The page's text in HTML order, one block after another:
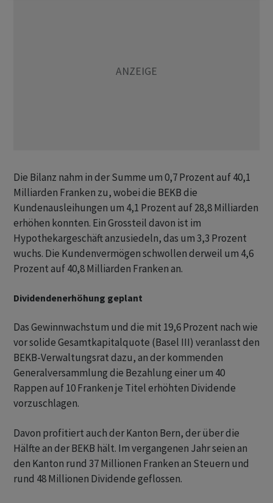
Die Bilanz nahm in der Summe um 0,7 Prozent auf 40,1
Milliarden Franken zu, wobei die BEKB die
Kundenausleihungen um 4,1 Prozent auf 28,8 Milliarden
erhöhen konnten. Ein Grossteil davon ist im
Hypothekargeschäft anzusiedeln, das um 3,3 Prozent
wuchs. Die Kundenvermögen schwollen derweil um 4,6
Prozent auf 40,8 Milliarden Franken an.
Dividendenerhöhung geplant
Das Gewinnwachstum und die mit 19,6 Prozent nach wie
vor solide Gesamtkapitalquote (Basel III) veranlasst den
BEKB-Verwaltungsrat dazu, an der kommenden
Generalversammlung die Bezahlung einer um 40
Rappen auf 10 Franken je Titel erhöhten Dividende
vorzuschlagen.
Davon profitiert auch der Kanton Bern, der über die
Hälfte an der BEKB hält. Im vergangenen Jahr seien an
den Kanton rund 37 Millionen Franken an Steuern und
rund 48 Millionen Dividende geflossen.